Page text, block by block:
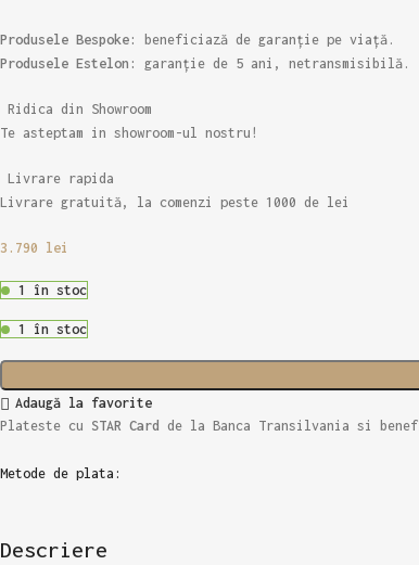
Produsele Bespoke:
beneficiază de garanție pe viață.
Produsele Estelon:
garanție de 5 ani, netransmisibilă.
Ridica din Showroom
Te asteptam in showroom-ul nostru!
Livrare rapida
Livrare gratuită, la comenzi peste 1000 de lei
3.790 lei
1 în stoc
1 în stoc
Adaugă la favorite
Plateste cu STAR Card de la Banca Transilvania si
Metode de plata:
Descriere